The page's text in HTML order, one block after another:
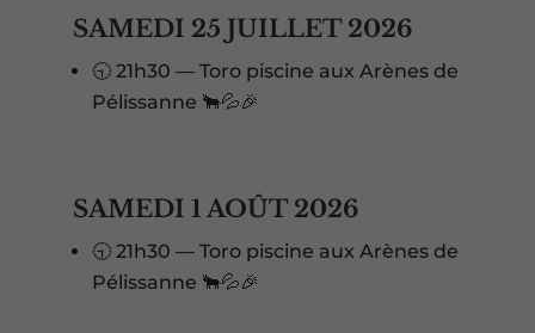
SAMEDI 25 JUILLET 2026
🕤 21h30 — Toro piscine aux Arènes de
Pélissanne 🐂💦🎉
SAMEDI 1 AOÛT 2026
🕤 21h30 — Toro piscine aux Arènes de
Pélissanne 🐂💦🎉